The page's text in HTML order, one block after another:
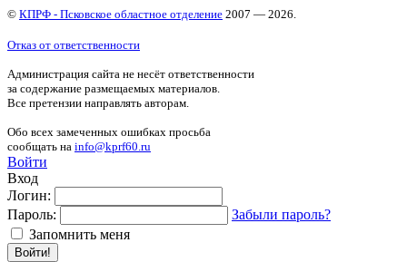
© КПРФ - Псковское областное отделение 2007 — 2026.
Отказ от ответственности
Администрация сайта не несёт ответственности
за содержание размещаемых материалов.
Все претензии направлять авторам.
Обо всех замеченных ошибках просьба
сообщать на info@kprf60.ru
Войти
Вход
Логин:
Пароль:
Забыли пароль?
Запомнить меня